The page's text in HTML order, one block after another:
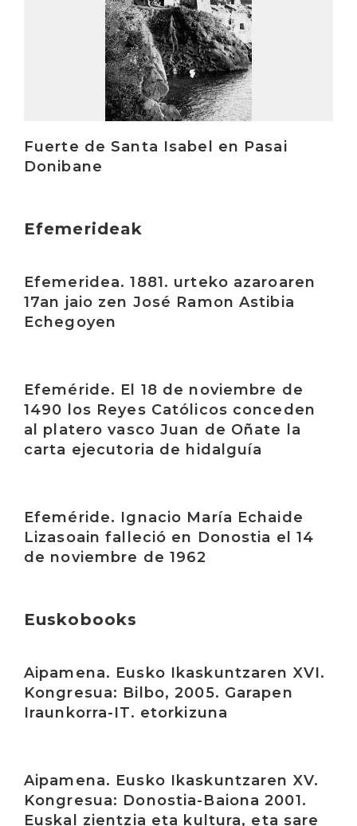
Fuerte de Santa Isabel en Pasai
Donibane
Efemerideak
Efemeridea. 1881. urteko azaroaren
17an jaio zen José Ramon Astibia
Echegoyen
Efeméride. El 18 de noviembre de
1490 los Reyes Católicos conceden
al platero vasco Juan de Oñate la
carta ejecutoria de hidalguía
Efeméride. Ignacio María Echaide
Lizasoain falleció en Donostia el 14
de noviembre de 1962
Euskobooks
Aipamena. Eusko Ikaskuntzaren XVI.
Kongresua: Bilbo, 2005. Garapen
Iraunkorra-IT. etorkizuna
Aipamena. Eusko Ikaskuntzaren XV.
Kongresua: Donostia-Baiona 2001.
Euskal zientzia eta kultura, eta sare